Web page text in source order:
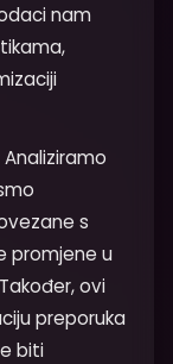
nam
Analiziramo
s
promjene u
ovi
preporuka
biti